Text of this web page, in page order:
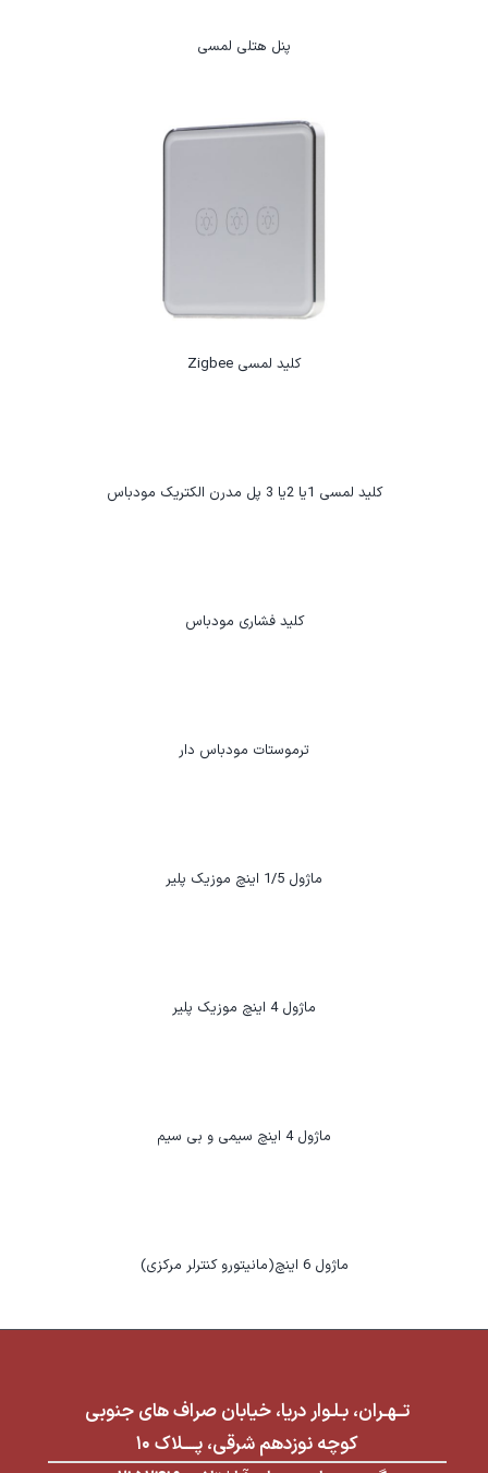
پنل هتلی لمسی
کلید لمسی Zigbee
کلید لمسی 1یا 2یا 3 پل مدرن الکتریک مودباس
کلید فشاری مودباس
ترموستات مودباس دار
ماژول 1/5 اینچ موزیک پلیر
ماژول 4 اینچ موزیک پلیر
ماژول 4 اینچ سیمی و بی سیم
ماژول 6 اینچ(مانیتورو کنترلر مرکزی)
تــهـران، بـلـوار دریا، خیابان صراف های جنوبی
کوچه نوزدهم شرقی، پــــلاک ۱۰